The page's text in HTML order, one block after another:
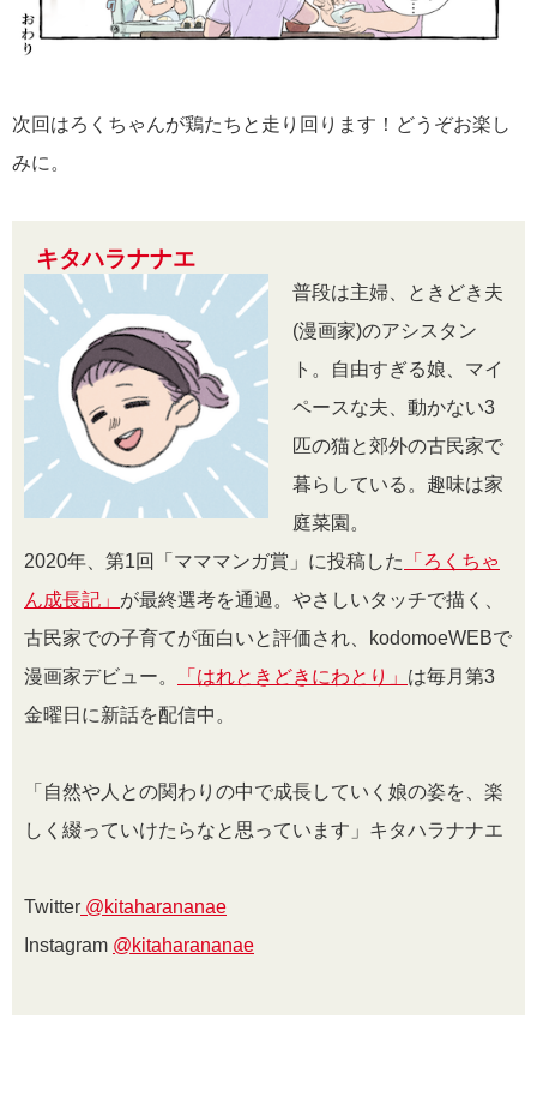
次回はろくちゃんが鶏たちと走り回ります！どうぞお楽し
みに。
キタハラナナエ
普段は主婦、ときどき夫
(漫画家)のアシスタン
ト。自由すぎる娘、マイ
ペースな夫、動かない3
匹の猫と郊外の古民家で
暮らしている。趣味は家
庭菜園。
2020年、第1回「マママンガ賞」に投稿した
「ろくちゃ
ん成長記」 が最終選考を通過。やさしいタッチで描く、
古民家での子育てが面白いと評価され、kodomoeWEBで
漫画家デビュー。
「はれときどきにわとり」 は毎月第3
金曜日に新話を配信中。
「自然や人との関わりの中で成長していく娘の姿を、楽
しく綴っていけたらなと思っています」キタハラナナエ
Twitter @kitaharananae
Instagram @kitaharananae